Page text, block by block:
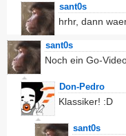
sant0s
hrhr, dann
sant0s
Noch ein Go-
Don-Pedro
Klassiker! :D
sant0s